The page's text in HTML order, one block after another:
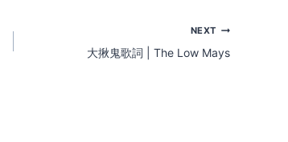
NEXT
大揪鬼歌詞 | The Low Mays